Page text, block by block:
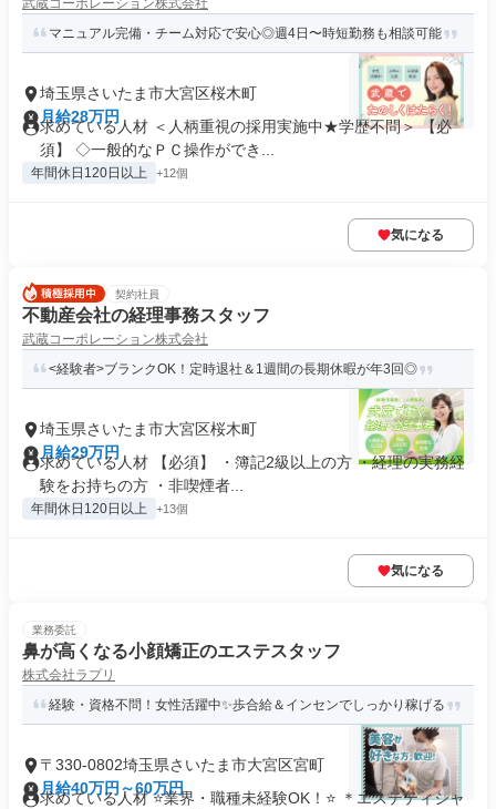
武蔵コーポレーション株式会社
マニュアル完備・チーム対応で安心◎週4日〜時短勤務も相談可能
埼玉県さいたま市大宮区桜木町
月給28万円
求めている人材 ＜人柄重視の採用実施中★学歴不問＞ 【必
須】 ◇一般的なＰＣ操作ができ...
年間休日120日以上 +12個
気になる
契約社員
不動産会社の経理事務スタッフ
武蔵コーポレーション株式会社
<経験者>ブランクOK！定時退社＆1週間の長期休暇が年3回◎
埼玉県さいたま市大宮区桜木町
月給29万円
求めている人材 【必須】 ・簿記2級以上の方 ・経理の実務経
験をお持ちの方 ・非喫煙者...
年間休日120日以上 +13個
気になる
業務委託
鼻が高くなる小顔矯正のエステスタッフ
株式会社ラプリ
経験・資格不問！女性活躍中✨歩合給＆インセンでしっかり稼げる
〒330-0802埼玉県さいたま市大宮区宮町
月給40万円～60万円
求めている人材 ⭐業界・職種未経験OK！⭐ ＊エステティシャ